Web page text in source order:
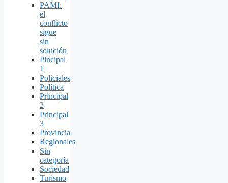
PAMI:
el
conflicto
sigue
sin
solución
Pincipal
1
Policiales
Política
Principal
2
Principal
3
Provincia
Regionales
Sin
categoría
Sociedad
Turismo